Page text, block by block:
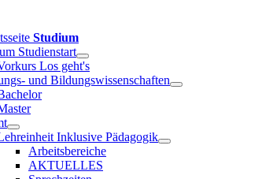
Studium
Studienstart
Los geht's
und Bildungswissenschaften
Inklusive Pädagogik
Arbeitsbereiche
AKTUELLES